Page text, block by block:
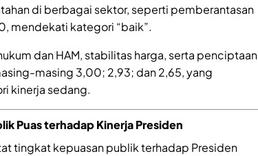
di berbagai sektor, seperti pemberantasan
mendekati kategori “baik”.
dan HAM, stabilitas harga, serta penciptaan
masing 3,00; 2,93; dan 2,65, yang
kinerja sedang.
Puas terhadap Kinerja Presiden
tingkat kepuasan publik terhadap Presiden